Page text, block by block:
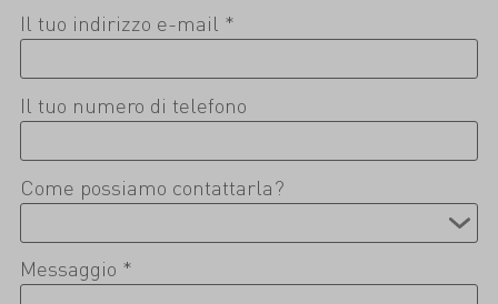
Il tuo indirizzo e-mail *
Il tuo numero di telefono
Come possiamo contattarla?
Messaggio *